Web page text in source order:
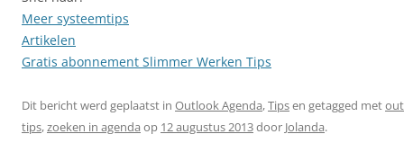
Meer systeemtips
Artikelen
Gratis abonnement Slimmer Werken Tips
Dit bericht werd geplaatst in Outlook Agenda,Tipsen getagged met
tips,zoeken in agenda op 12 augustus 2013door Jolanda.